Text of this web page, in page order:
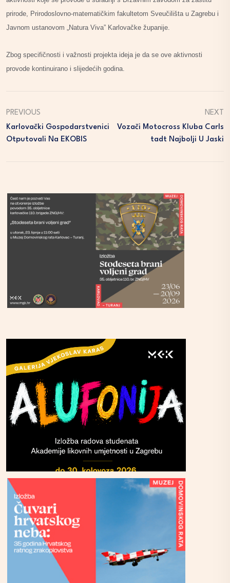
prirode, Prirodoslovno-matematičkim fakultetom Sveučilišta u Zagrebu i
Javnom ustanovom „Natura Viva” Karlovačke županije.
Zbog specifičnosti i važnosti projekta ideja je da se ove aktivnosti
provode kontinuirano i slijedećih godina.
PREVIOUS
Karlovački Gospodarstvenici
Otputovali Na EKOBIS
NEXT
Vozači Motocross Kluba Carls
Tadt Najbolji U Jaski